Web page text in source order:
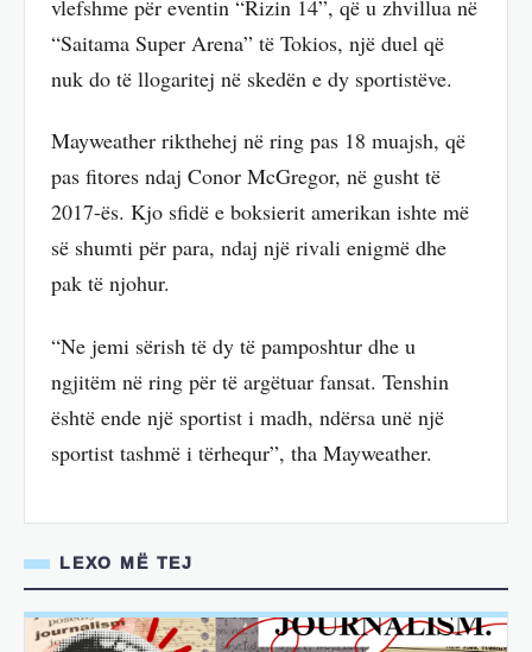
vlefshme për eventin “Rizin 14”, që u zhvillua në
“Saitama Super Arena” të Tokios, një duel që
nuk do të llogaritej në skedën e dy sportistëve.
Mayweather rikthehej në ring pas 18 muajsh, që
pas fitores ndaj Conor McGregor, në gusht të
2017-ës. Kjo sfidë e boksierit amerikan ishte më
së shumti për para, ndaj një rivali enigmë dhe
pak të njohur.
“Ne jemi sërish të dy të pamposhtur dhe u
ngjitëm në ring për të argëtuar fansat. Tenshin
është ende një sportist i madh, ndërsa unë një
sportist tashmë i tërhequr”, tha Mayweather.
LEXO MË TEJ